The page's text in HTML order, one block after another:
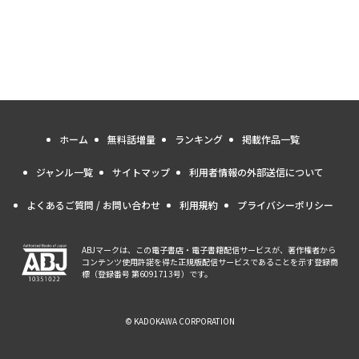
ホーム 無料話増量 ランキング 掲載作品一覧
ジャンル一覧 サイトマップ 利用者情報の外部送信について
よくあるご質問 / お問い合わせ 利用規約 プライバシーポリシー
ABJマークは、この電子書店・電子書籍配信サービスが、著作権者から
コンテンツ使用許諾を得た正規版配信サービスであることを示す登録商
標（登録番号 第6091713号）です。
© KADOKAWA CORPORATION